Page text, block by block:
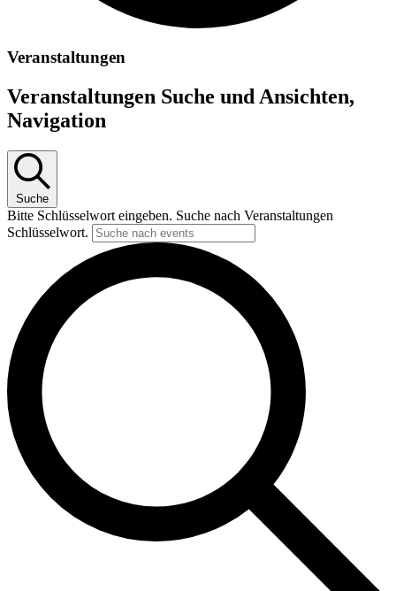
Veranstaltungen
Veranstaltungen Suche und Ansichten,
Navigation
Suche
Bitte Schlüsselwort eingeben. Suche nach Veranstaltungen
Schlüsselwort.